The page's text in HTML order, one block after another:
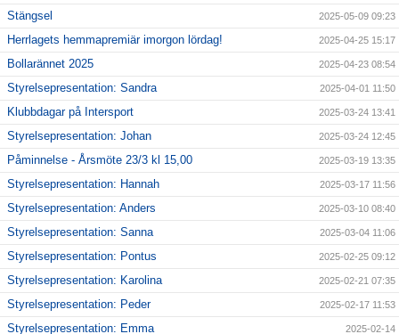
Stängsel 2025-05-09 09:23
Herrlagets hemmapremiär imorgon lördag! 2025-04-25 15:17
Bollarännet 2025 2025-04-23 08:54
Styrelsepresentation: Sandra 2025-04-01 11:50
Klubbdagar på Intersport 2025-03-24 13:41
Styrelsepresentation: Johan 2025-03-24 12:45
Påminnelse - Årsmöte 23/3 kl 15,00 2025-03-19 13:35
Styrelsepresentation: Hannah 2025-03-17 11:56
Styrelsepresentation: Anders 2025-03-10 08:40
Styrelsepresentation: Sanna 2025-03-04 11:06
Styrelsepresentation: Pontus 2025-02-25 09:12
Styrelsepresentation: Karolina 2025-02-21 07:35
Styrelsepresentation: Peder 2025-02-17 11:53
Styrelsepresentation: Emma 2025-02-14